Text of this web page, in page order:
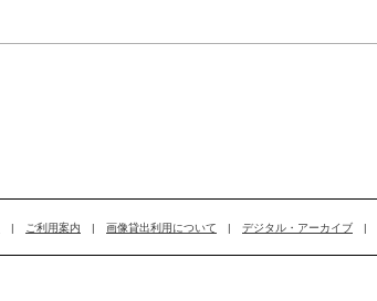
ご利用案内 画像貸出利用について デジタル・アーカイブ